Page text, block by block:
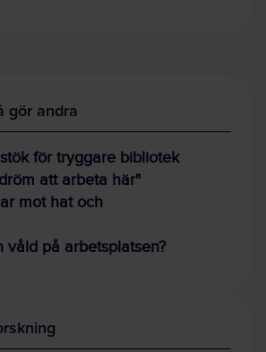
gör andra
för tryggare bibliotek
att arbeta här"
mot hat och
våld på arbetsplatsen?